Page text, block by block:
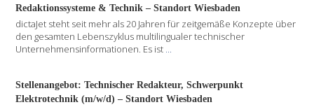
Redaktionssysteme & Technik – Standort Wiesbaden
dictaJet steht seit mehr als 20 Jahren für zeitgemäße Konzepte über
den gesamten Lebenszyklus multilingualer technischer
Unternehmensinformationen. Es ist ...
Stellenangebot: Technischer Redakteur, Schwerpunkt
Elektrotechnik (m/w/d) – Standort Wiesbaden